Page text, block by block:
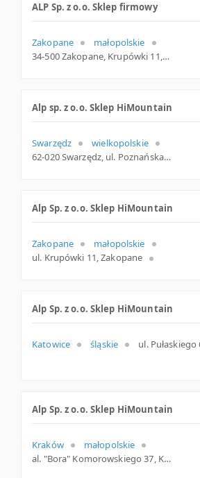
ALP Sp. z o.o. Sklep firmowy
Zakopane
małopolskie
34-500 Zakopane, Krupówki 11, woj. Małopolskie, pow. Tatrzański, gm. Zakopane
Alp sp. z o.o. Sklep HiMountain
Swarzędz
wielkopolskie
62-020 Swarzędz, ul. Poznańska 6, wielkopolskie
Alp Sp. z o.o. Sklep HiMountain
Zakopane
małopolskie
ul. Krupówki 11, Zakopane
Alp Sp. z o.o. Sklep HiMountain
Katowice śląskie ul.
Alp Sp. z o.o. Sklep HiMountain
Kraków
małopolskie
al. "Bora" Komorowskiego 37, Kraków